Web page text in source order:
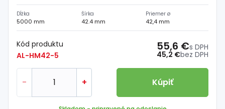
Dĺžka
5000 mm
Šírka
42.4 mm
Priemer ø
42,4 mm
Kód produktu
AL-HM42-5
45,2 €bez DPH
55,6 €s DPH
- + Kúpiť